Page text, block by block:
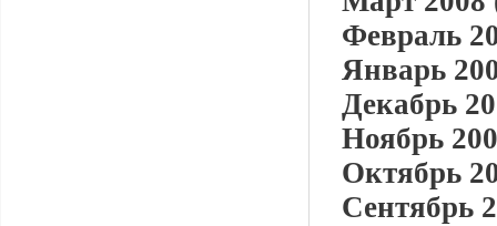
Февраль
Январь
Декабрь
Ноябрь
Октябрь
Сентябрь